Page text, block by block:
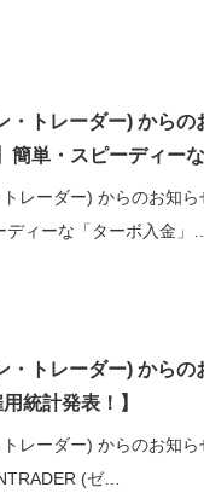
・トレーダー) からの
簡単・スピーディーな
レーダー) からのお知
ィーな「ターボ入金」…
・トレーダー) からの
統計発表！】
レーダー) からのお知
(ゼ…